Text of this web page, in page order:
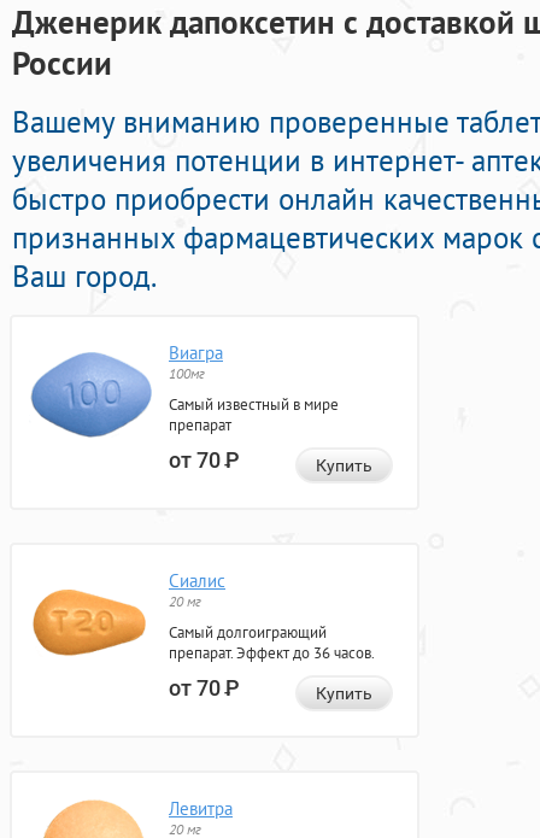
Дженерик дапоксетин с доставкой
России
Вашему вниманию проверенные
увеличения потенции в интернет-
быстро приобрести онлайн
признанных фармацевтических марок
Ваш город.
Виагра
100мг
Самый известный в мире
препарат
от 70Р Купить
Сиалис
20 мг
Самый долгоиграющий
препарат. Эффект до 36 часов.
от 70Р Купить
Левитра
20 мг